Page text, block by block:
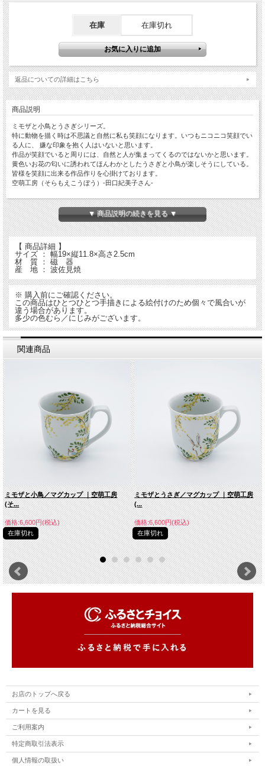
在庫 在庫切れ
返品についての詳細はこちら
商品説明
ミモザと小鳥とうさぎシリーズ。
特に動物を描く時は不思議と自然に私も笑顔になります。いつもニコニコ笑顔でい
る人に、 嫌な印象を抱く人はいないと思います。
作品が笑顔でいると周りには、自然と人が集まってくるのではないかと思います。
黄色いお花の匂いに誘われてほんわかとしたうさぎと小鳥が楽しそうにしている。
皆様を笑顔に出来る作品作りを心掛けております。
空萌工房（そらもえこうぼう）-田口紀美子さん-
▼ 商品説明の続きを見る ▼
【 商品詳細 】
サイズ ： 幅19×縦11.8×高さ2.5cm
材 質 ： 磁 器
産 地 ： 波佐見焼
※ 購入前にご確認ください。
この商品はひとつひとつ手描きによる絵付けのため個々で風合いが
違う場合があります。
多少の色むら／にじみがございます。
関連商品
ミモザと小鳥／マグカップ ｜空萌工房
(そ...
価格:6,600円(税込)
在庫切れ
ミモザとうさぎ／マグカップ ｜空萌工房
(...
価格:6,600円(税込)
在庫切れ
お店のトップへ戻る
カートを見る
ご利用案内
特定商取引法表示
個人情報の取扱い